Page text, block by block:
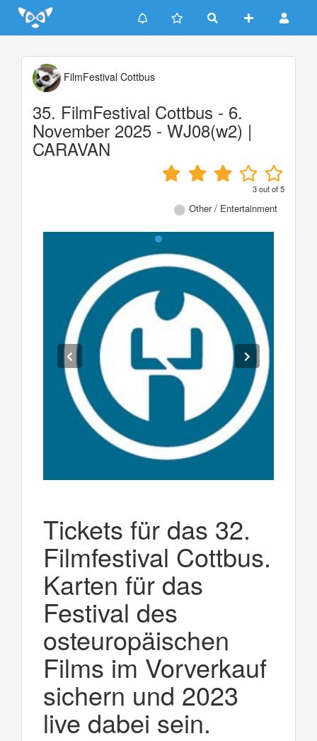
Update cookies preferences
FilmFestival Cottbus
35. FilmFestival Cottbus - 6.
November 2025 - WJ08(w2) |
CARAVAN
3out of5
Other / Entertainment
Tickets für das 32.
Filmfestival Cottbus.
Karten für das
Festival des
osteuropäischen
Films im Vorverkauf
sichern und 2023
live dabei sein.